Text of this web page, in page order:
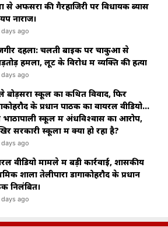
से अफसरों की गैरहाजिरी पर विधायक ब्यास
नाराज।
ago
दहला: चलती बाइक पर चाकुओं से
हमला, लूट के विरोध में व्यक्ति की हत्या
ago
बोड़सरा स्कूल का कथित विवाद, फिर
के प्रधान पाठक का वायरल वीडियो…
स्कूल में अंधविश्वास का आरोप,
सरकारी स्कूलों में क्या हो रहा है?
ago
वीडियो मामले में बड़ी कार्रवाई, शासकीय
शाला तेलीपारा डोंगाकोहरौद के प्रधान
निलंबित।
ago